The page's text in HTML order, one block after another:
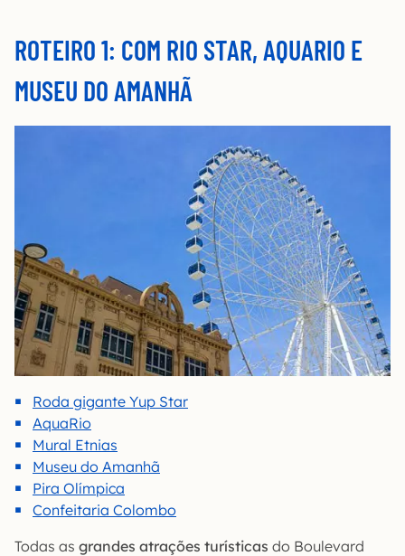
ROTEIRO 1: COM RIO STAR, AQUARIO E
MUSEU DO AMANHÃ
Roda gigante Yup Star
AquaRio
Mural Etnias
Museu do Amanhã
Pira Olímpica
Confeitaria Colombo
Todas as grandes atrações turísticas do Boulevard